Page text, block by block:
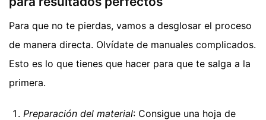
Para que no te pierdas, vamos a desglosar el proceso
de manera directa. Olvídate de manuales complicados.
Esto es lo que tienes que hacer para que te salga a la
primera.
Preparación del material: Consigue una hoja de